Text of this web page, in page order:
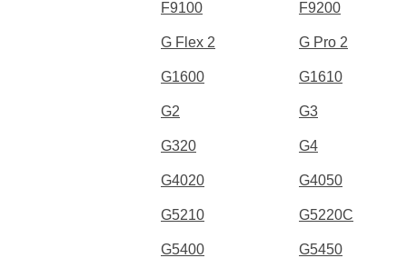
F9100 F9200
G Flex 2 G Pro 2
G1600 G1610
G2 G3
G320 G4
G4020 G4050
G5210 G5220C
G5400 G5450